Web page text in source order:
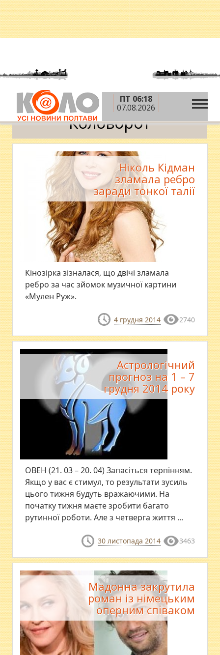
ПТ 06:18
07.08.2026
Головна » Теми » Коловорот
Коловорот
Ніколь Кідман
зламала ребро
заради тонкої талії
Кінозірка зізналася, що двічі зламала
ребро за час зйомок музичної картини
«Мулен Руж».
4 грудня 2014 2740
Астрологiчний
прогноз на 1 – 7
грудня 2014 року
ОВЕН (21. 03 – 20. 04) Запасiться терпiнням.
Якщо у вас є стимул, то результати зусиль
цього тижня будуть вражаючими. На
початку тижня маєте зробити багато
рутинної роботи. Але з четверга життя ...
30 листопада 2014 3463
Мадонна закрутила
роман із німецьким
оперним співаком